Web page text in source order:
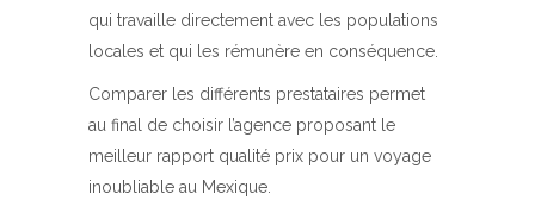
qui travaille directement avec les populations
locales et qui les rémunère en conséquence.
Comparer les différents prestataires permet
au final de choisir l’agence proposant le
meilleur rapport qualité prix pour un voyage
inoubliable au Mexique.